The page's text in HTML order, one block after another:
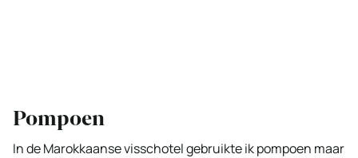
Pompoen
In de Marokkaanse visschotel gebruikte ik pompoen maar